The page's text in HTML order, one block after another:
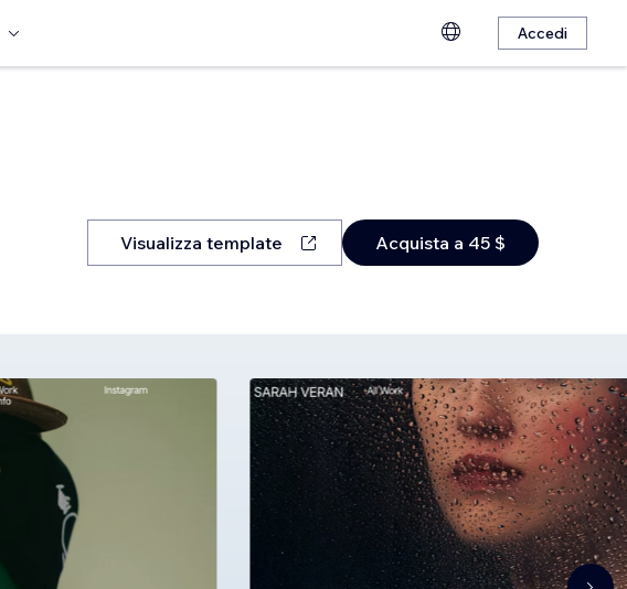
Accedi
Visualizza template Acquista a 45 $